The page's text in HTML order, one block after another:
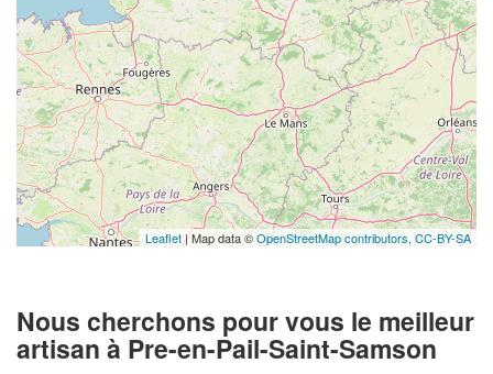
Leaflet| Map data ©OpenStreetMap contributors, CC-BY-SA
Nous cherchons pour vous le meilleur
artisan à Pre-en-Pail-Saint-Samson